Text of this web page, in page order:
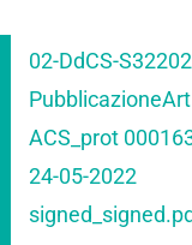
02-DdCS-
ACS_prot
24-05-2022